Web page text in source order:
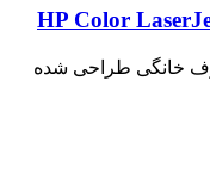
خانگی طراحی شده